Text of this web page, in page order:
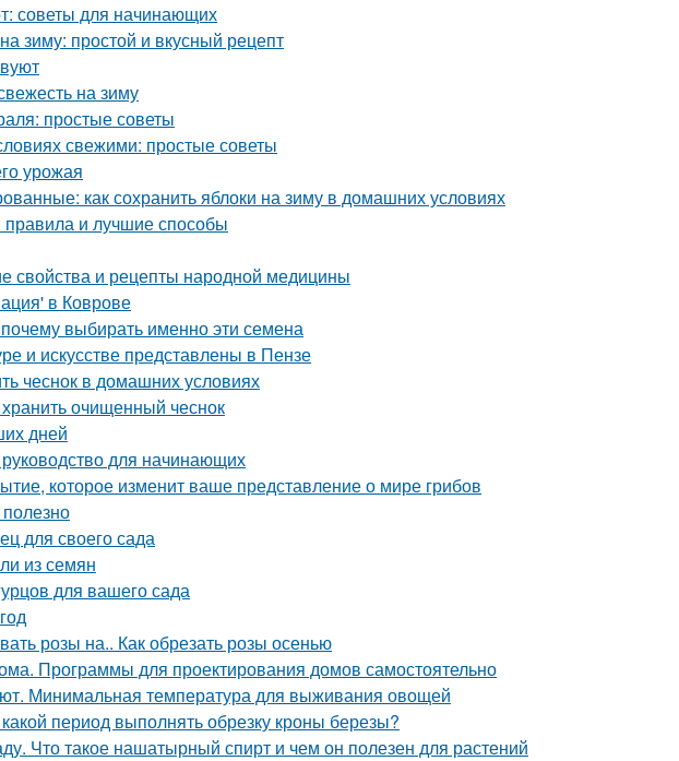
советы для начинающих
зиму: простой и вкусный рецепт
на зиму
простые советы
свежими: простые советы
урожая
как сохранить яблоки на зиму в домашних условиях
и лучшие способы
свойства и рецепты народной медицины
в Коврове
выбирать именно эти семена
и искусстве представлены в Пензе
чеснок в домашних условиях
очищенный чеснок
дней
руководство для начинающих
которое изменит ваше представление о мире грибов
для своего сада
из семян
для вашего сада
розы на.. Как обрезать розы осенью
Программы для проектирования домов самостоятельно
Минимальная температура для выживания овощей
период выполнять обрезку кроны березы?
такое нашатырный спирт и чем он полезен для растений